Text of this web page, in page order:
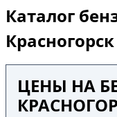
Каталог
Красногорск
ЦЕНЫ НА